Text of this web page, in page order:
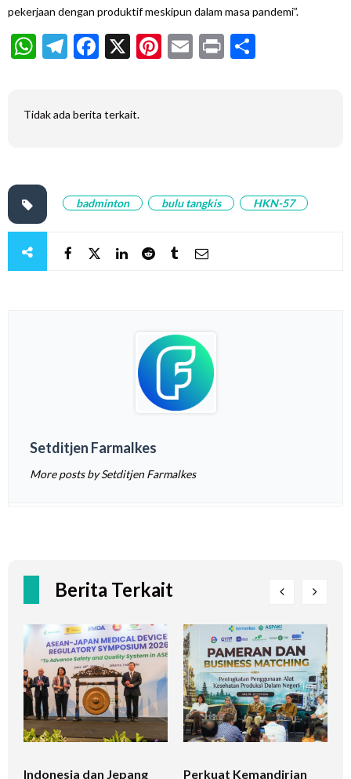
pekerjaan dengan produktif meskipun dalam masa pandemi”.
WhatsApp
Telegram
Facebook
X Pinterest
Email
Print
Tidak ada berita terkait.
badminton bulu tangkis HKN-57
Setditjen Farmalkes
More posts by Setditjen Farmalkes
Berita Terkait
Indonesia dan Jepang Perkuat Kemandirian